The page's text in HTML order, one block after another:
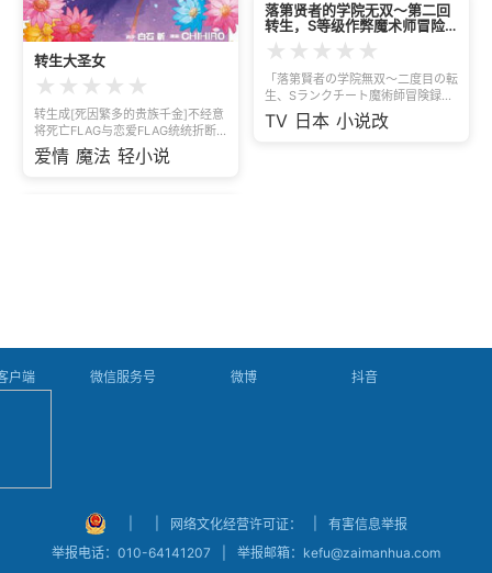
转生大圣女
★ ★ ★ ★ ★
转生成[死因繁多的贵族千金]不经意
将死亡FLAG与恋爱FLAG统统折断
的 某位少女温吞而又残念的奋斗物
语
爱情 魔法 轻小说
年后的世界，并再次向魔导之颠扬帆
起航。 而且，400年的时间里，魔
法文明不断衰退，他的魔法居然可以
被称为跨越次元的奇迹——！ “不好
意思，我早就不做人了！” 进入世界
最强魔法学院的大贤者，所到之处，
想谭,开幕！
落第贤者的学院无双～第二回
转生，S等级作弊魔术师冒险
记～
★ ★ ★ ★ ★
「落第賢者の学院無双～二度目の転
生、Sランクチート魔術師冒険録
～」は、転生した賢者の活躍を描く
学院ファンタジー。現代から転生
TV 日本 小说改
户端 微信服务号 微博 抖音
网络文化经营许可证：
有害信息举报
举报电话：010-64141207
举报邮箱：kefu@zaimanhua.com